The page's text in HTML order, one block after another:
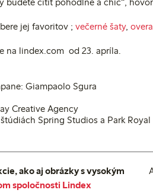
jej favoritov ; večerné šaty,
na lindex.com od 23. apríla.
Giampaolo Sgura
Creative Agency
Spring Studios a Park
ako aj obrázky s vysokým
spoločnosti Lindex